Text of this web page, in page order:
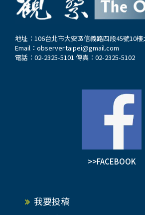
地址：106台北市大安區信義路四段45號10樓
Email： observer.taipei@gmail.com
電話：02-2325-5101 傳真：02-2325-5102
>>FACEBOOK
我要投稿